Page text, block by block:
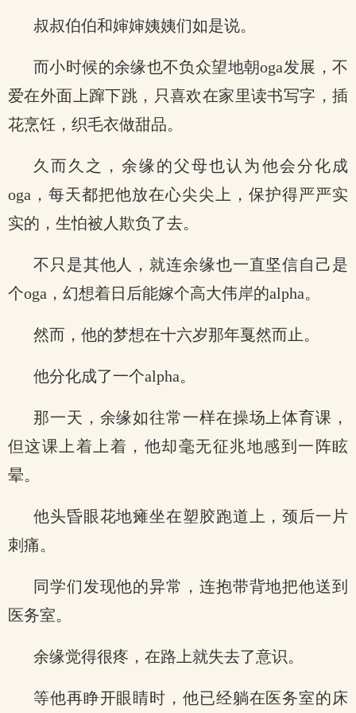
叔叔伯伯和婶婶姨姨们如是说。
而小时候的余缘也不负众望地朝oga发展，不
爱在外面上蹿下跳，只喜欢在家里读书写字，插
花烹饪，织毛衣做甜品。
久而久之，余缘的父母也认为他会分化成
oga，每天都把他放在心尖尖上，保护得严严实
实的，生怕被人欺负了去。
不只是其他人，就连余缘也一直坚信自己是
个oga，幻想着日后能嫁个高大伟岸的alpha。
然而，他的梦想在十六岁那年戛然而止。
他分化成了一个alpha。
那一天，余缘如往常一样在操场上体育课，
但这课上着上着，他却毫无征兆地感到一阵眩
晕。
他头昏眼花地瘫坐在塑胶跑道上，颈后一片
刺痛。
同学们发现他的异常，连抱带背地把他送到
医务室。
余缘觉得很疼，在路上就失去了意识。
等他再睁开眼睛时，他已经躺在医务室的床